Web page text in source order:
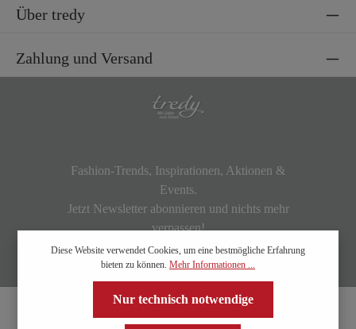
Über tredy
Zahlung und Versand
Fashion-Trends, Inspirationen, Aktionen &
Events.
Jetzt Newsletter abonnieren und nichts mehr
verpassen!
Diese Website verwendet Cookies, um eine bestmögliche Erfahrung
bieten zu können. Mehr Informationen ...
Nur technisch notwendige